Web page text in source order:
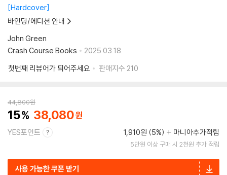
Hardcover
바인딩/에디션 안내
John Green
Crash Course Books
2025.03.18.
첫번째 리뷰어가 되어주세요
판매지수 210
44,800원
15 38,080
YES포인트 1,910원 (5%) 마니아추가적립
5만원 이상 구매 시 2천원 추가 적립
사용 가능한 쿠폰 받기